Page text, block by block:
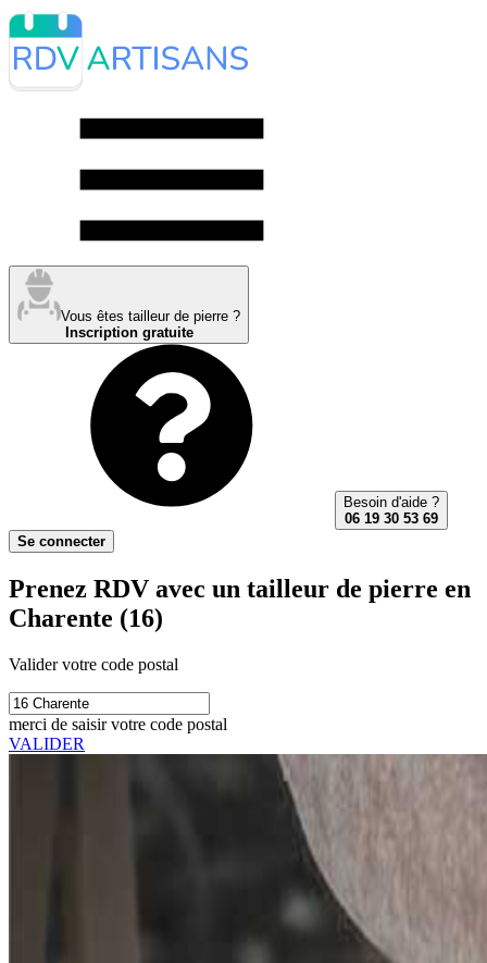
Vous êtes tailleur de pierre ?
Inscription gratuite
Besoin d'aide ?
06 19 30 53 69
Se connecter
Prenez RDV avec un tailleur de pierre en
Charente (16)
Valider votre code postal
merci de saisir votre code postal
VALIDER